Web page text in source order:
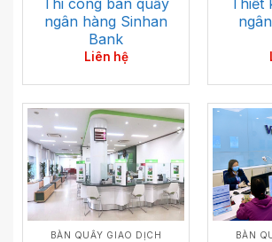
ngân hàng Sinhan
Bank
Liên hệ
BÀN QUẦY GIAO DỊCH BÀN